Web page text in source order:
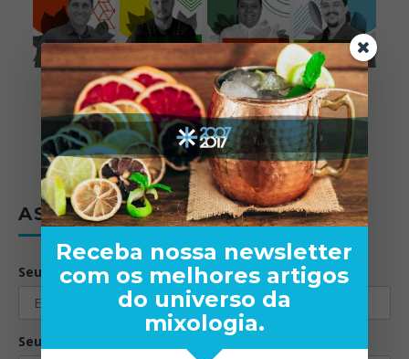
ASSINE A NEWSLETTER
Seu nome:
Seu email:
Receba nossa newsletter
com os melhores artigos
do universo da
mixologia.